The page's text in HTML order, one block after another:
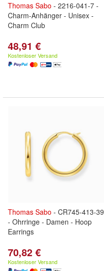
Thomas Sabo - 2216-041-7 -
Charm-Anhänger - Unisex -
Charm Club
48,91 €
Kostenloser Versand
Thomas Sabo - CR745-413-39
- Ohrringe - Damen - Hoop
Earrings
70,82 €
Kostenloser Versand